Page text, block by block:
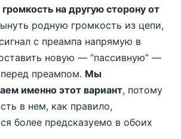
на другую сторону от
родную громкость из цепи,
с преампа напрямую в
новую — “пассивную” —
преампом. Мы
именно этот вариант, потому
в нем, как правило,
более предсказуемо в обоих